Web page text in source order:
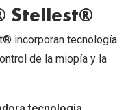
Stellest®
incorporan tecnología
de la miopía y la